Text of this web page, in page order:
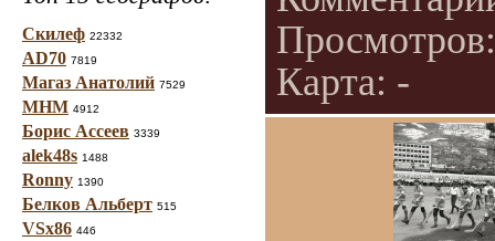
Скилеф 22332
AD70 7819
Магаз Анатолий 7529
МНМ 4912
Борис Ассеев 3339
alek48s 1488
Ronny 1390
Белков Альберт 515
VSx86 446
Карта: -